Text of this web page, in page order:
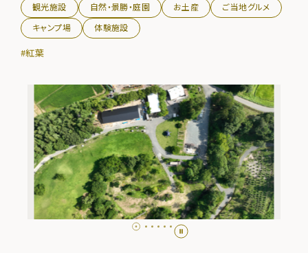
観光施設 自然・景勝・庭園 お土産
ご当地グルメ
キャンプ場
体験施設
#紅葉